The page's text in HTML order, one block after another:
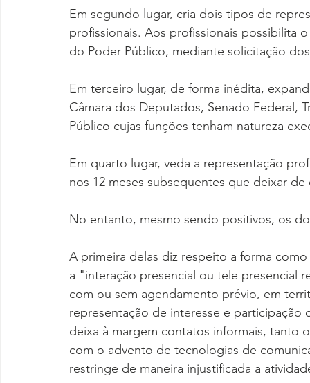
Em segundo lugar, cria dois tipos de
profissionais. Aos profissionais possibilita
do Poder Público, mediante solicitação
Em terceiro lugar, de forma inédita,
Câmara dos Deputados, Senado Federal,
Público cujas funções tenham natureza
Em quarto lugar, veda a representação
nos 12 meses subsequentes que deixar
No entanto, mesmo sendo positivos, os
A primeira delas diz respeito a forma
a "interação presencial ou tele presencial
com ou sem agendamento prévio, em
representação de interesse e
deixa à margem contatos informais, tanto
com o advento de tecnologias de
restringe de maneira injustificada a